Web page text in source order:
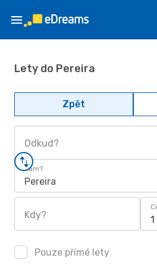
Lety do Pereira
Zpět
Odkud?
Kam?
Pereira
Kdy?
Pouze přímé lety